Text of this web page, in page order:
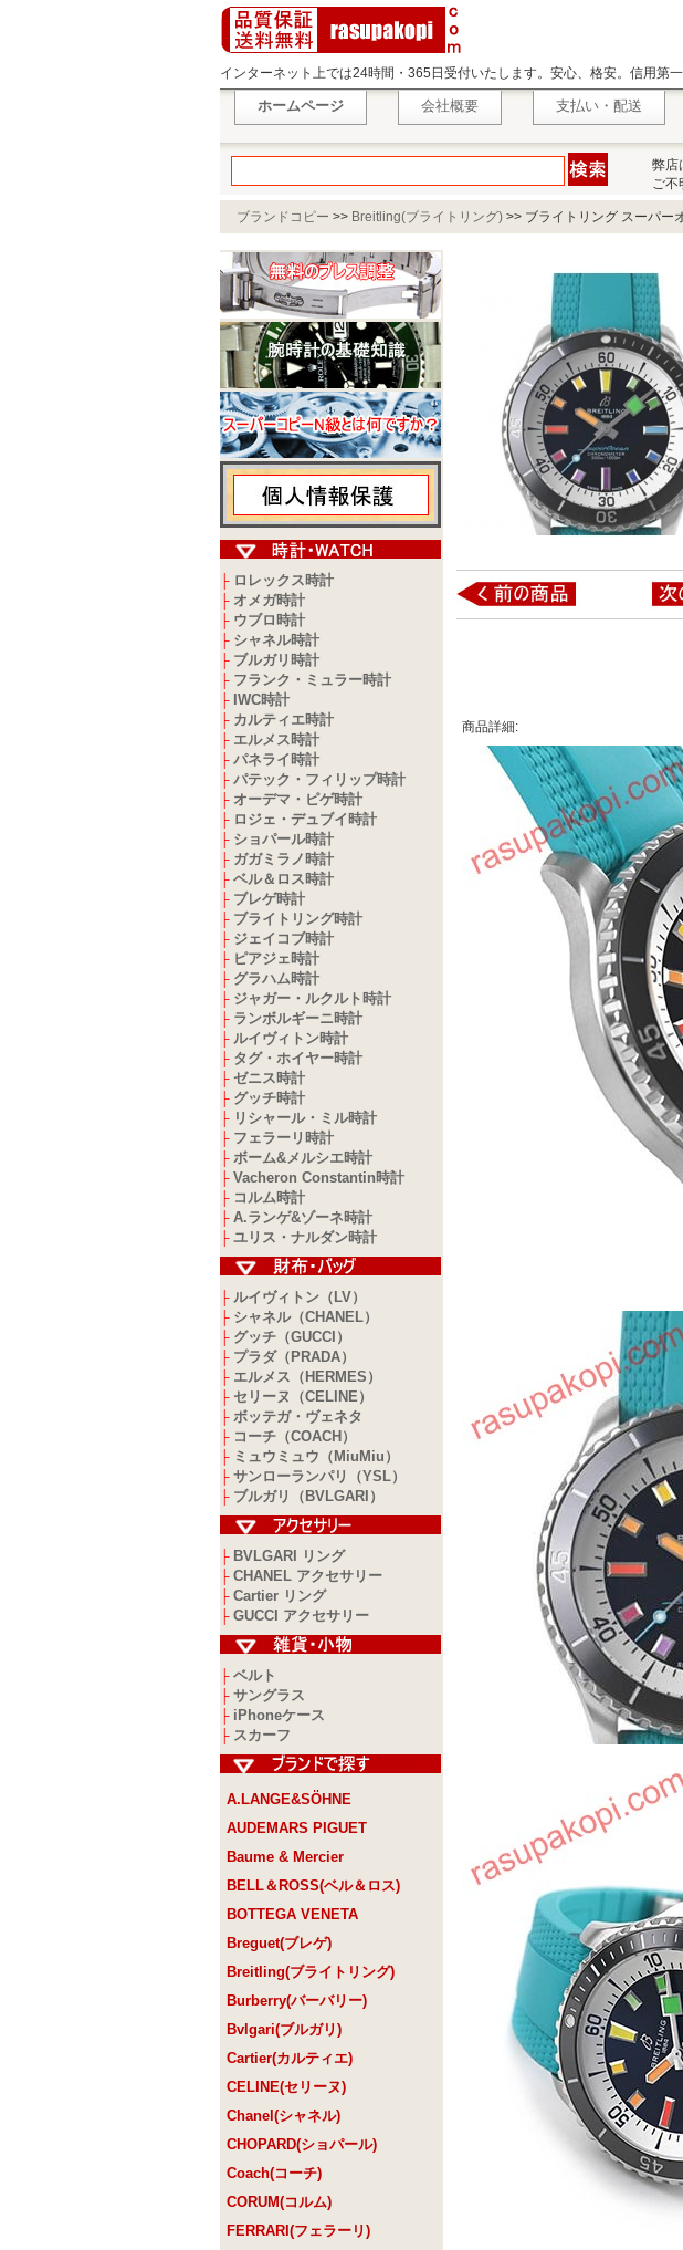
インターネット上では24時間・365日受付いたします。安心、格安。信用第一
ホームページ 会社概要 支払い・配送
弊店
ご不
ブランドコピー >> Breitling(ブライトリング) >> ブライトリング スーパー
├ ロレックス時計
├ オメガ時計
├ ウブロ時計
├ シャネル時計
├ ブルガリ時計
├ フランク・ミュラー時計
├ IWC時計
├ カルティエ時計
├ エルメス時計
├ パネライ時計
├ パテック・フィリップ時計
├ オーデマ・ピゲ時計
├ ロジェ・デュブイ時計
├ ショパール時計
├ ガガミラノ時計
├ ベル＆ロス時計
├ ブレゲ時計
├ ブライトリング時計
├ ジェイコブ時計
├ ピアジェ時計
├ グラハム時計
├ ジャガー・ルクルト時計
├ ランボルギーニ時計
├ ルイヴィトン時計
├ タグ・ホイヤー時計
├ ゼニス時計
├ グッチ時計
├ リシャール・ミル時計
├ フェラーリ時計
├ ボーム&メルシエ時計
├ Vacheron Constantin時計
├ コルム時計
├ A.ランゲ&ゾーネ時計
├ ユリス・ナルダン時計
├ ルイヴィトン（LV）
├ シャネル（CHANEL）
├ グッチ（GUCCI）
├ プラダ（PRADA）
├ エルメス（HERMES）
├ セリーヌ（CELINE）
├ ボッテガ・ヴェネタ
├ コーチ（COACH）
├ ミュウミュウ（MiuMiu）
├ サンローランパリ（YSL）
├ ブルガリ（BVLGARI）
├ BVLGARI リング
├ CHANEL アクセサリー
├ Cartier リング
├ GUCCI アクセサリー
├ ベルト
├ サングラス
├ iPhoneケース
├ スカーフ
A.LANGE&SÖHNE
AUDEMARS PIGUET
Baume & Mercier
BELL＆ROSS(ベル＆ロス)
BOTTEGA VENETA
Breguet(ブレゲ)
Breitling(ブライトリング)
Burberry(バーバリー)
Bvlgari(ブルガリ)
Cartier(カルティエ)
CELINE(セリーヌ)
Chanel(シャネル)
CHOPARD(ショパール)
Coach(コーチ)
CORUM(コルム)
FERRARI(フェラーリ)
商品詳細: